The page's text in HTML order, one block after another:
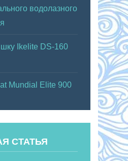
водолазного
Ikelite DS-160
Mundial Elite 900
СТАТЬЯ